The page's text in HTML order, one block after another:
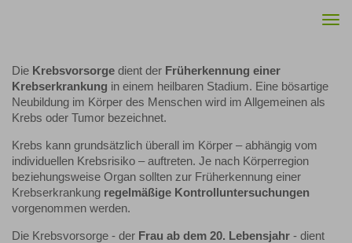
Die Krebsvorsorge dient der Früherkennung einer
Krebserkrankung in einem heilbaren Stadium. Eine bösartige
Neubildung im Körper des Menschen wird im Allgemeinen als
Krebs oder Tumor bezeichnet.
Krebs kann grundsätzlich überall im Körper – abhängig vom
individuellen Krebsrisiko – auftreten. Je nach Körperregion
beziehungsweise Organ sollten zur Früherkennung einer
Krebserkrankung regelmäßige Kontrolluntersuchungen
vorgenommen werden.
Die Krebsvorsorge - der Frau ab dem 20. Lebensjahr - dient